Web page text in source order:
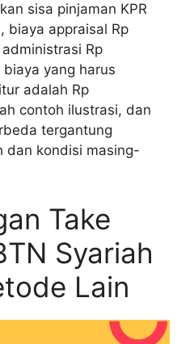
sisa pinjaman KPR
biaya appraisal Rp
Rp
yang harus
adalah Rp
contoh ilustrasi, dan
tergantung
dan kondisi masing-
Take
Syariah
Lain